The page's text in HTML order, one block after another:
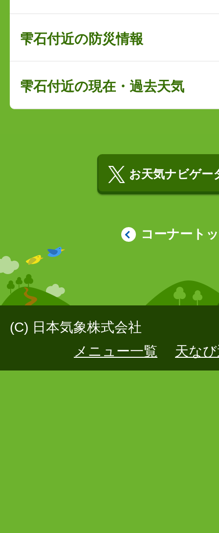
雫石付近の防災情報
雫石付近の現在・過去天気
お天気ナビゲー
コーナート
(C) 日本気象株式会社
メニュー一覧
天な